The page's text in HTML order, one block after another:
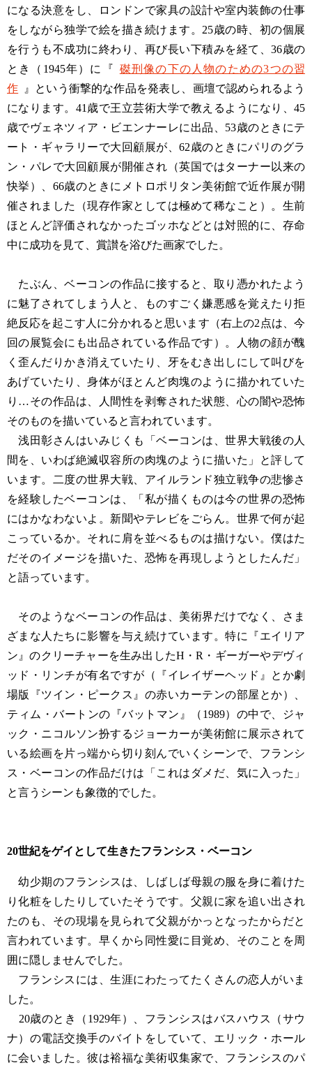
になる決意をし、ロンドンで家具の設計や室内装飾の仕事
をしながら独学で絵を描き続けます。25歳の時、初の個展
を行うも不成功に終わり、再び長い下積みを経て、36歳の
とき（1945年）に『 磔刑像の下の人物のための3つの習
作
』という衝撃的な作品を発表し、画壇で認められるよう
になります。41歳で王立芸術大学で教えるようになり、45
歳でヴェネツィア・ビエンナーレに出品、53歳のときにテ
ート・ギャラリーで大回顧展が、62歳のときにパリのグラ
ン・パレで大回顧展が開催され（英国ではターナー以来の
快挙）、66歳のときにメトロポリタン美術館で近作展が開
催されました（現存作家としては極めて稀なこと）。生前
ほとんど評価されなかったゴッホなどとは対照的に、存命
中に成功を見て、賞讃を浴びた画家でした。
たぶん、ベーコンの作品に接すると、取り憑かれたよう
に魅了されてしまう人と、ものすごく嫌悪感を覚えたり拒
絶反応を起こす人に分かれると思います（右上の2点は、今
回の展覧会にも出品されている作品です）。人物の顔が醜
く歪んだりかき消えていたり、牙をむき出しにして叫びを
あげていたり、身体がほとんど肉塊のように描かれていた
り…その作品は、人間性を剥奪された状態、心の闇や恐怖
そのものを描いていると言われています。
浅田彰さんはいみじくも「ベーコンは、世界大戦後の人
間を、いわば絶滅収容所の肉塊のように描いた」と評して
います。二度の世界大戦、アイルランド独立戦争の悲惨さ
を経験したベーコンは、「私が描くものは今の世界の恐怖
にはかなわないよ。新聞やテレビをごらん。世界で何が起
こっているか。それに肩を並べるものは描けない。僕はた
だそのイメージを描いた、恐怖を再現しようとしたんだ」
と語っています。
そのようなベーコンの作品は、美術界だけでなく、さま
ざまな人たちに影響を与え続けています。特に『エイリア
ン』のクリーチャーを生み出したH・R・ギーガーやデヴィ
ッド・リンチが有名ですが（『イレイザーヘッド』とか劇
場版『ツイン・ピークス』の赤いカーテンの部屋とか）、
ティム・バートンの『バットマン』（1989）の中で、ジャ
ック・ニコルソン扮するジョーカーが美術館に展示されて
いる絵画を片っ端から切り刻んでいくシーンで、フランシ
ス・ベーコンの作品だけは「これはダメだ、気に入った」
と言うシーンも象徴的でした。
20世紀をゲイとして生きたフランシス・ベーコン
幼少期のフランシスは、しばしば母親の服を身に着けた
り化粧をしたりしていたそうです。父親に家を追い出され
たのも、その現場を見られて父親がかっとなったからだと
言われています。早くから同性愛に目覚め、そのことを周
囲に隠しませんでした。
フランシスには、生涯にわたってたくさんの恋人がいま
した。
20歳のとき（1929年）、フランシスはバスハウス（サウ
ナ）の電話交換手のバイトをしていて、エリック・ホール
に会いました。彼は裕福な美術収集家で、フランシスのパ